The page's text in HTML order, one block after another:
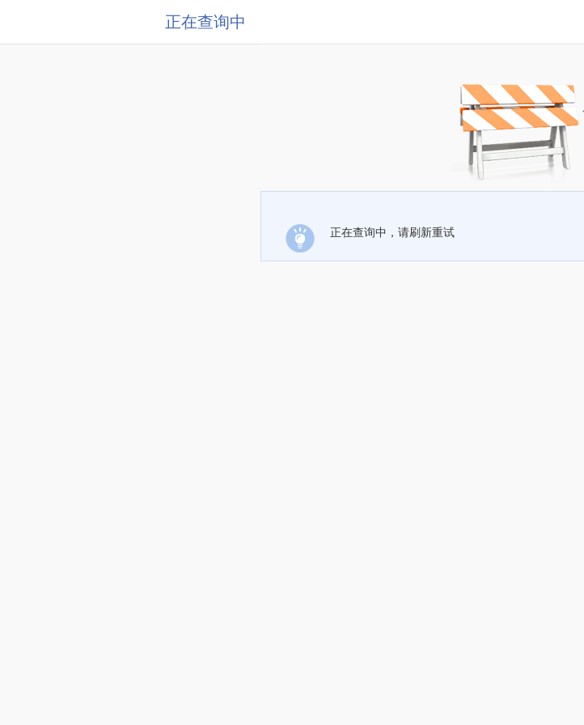
正在查询中
正在查询中，请刷新重试